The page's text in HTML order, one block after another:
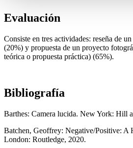
Evaluación
Consiste en tres actividades: reseña de
(20%) y propuesta de un proyecto
teórica o propuesta práctica) (65%).
Bibliografía
Barthes: Camera lucida. New York: Hill
Batchen, Geoffrey: Negative/Positive: A
London: Routledge, 2020.